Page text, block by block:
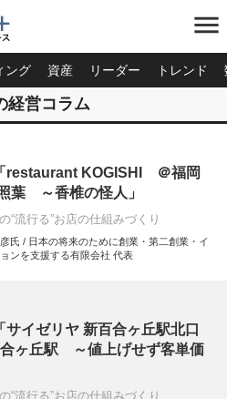
menu
ング 資産 リーダー トレンド
経営コラム
KOGISHI ＠福岡
葉 ～香椎の怪人」
“流行る”お店の仕組みづくり
氏 / 日本の将来のために創業・第二創業・イ
ンを支援する有限会社 代表
イゼリヤ 新百合ヶ丘駅北口
ヶ丘駅 ～値上げせず客単価
“流行る”お店の仕組みづくり